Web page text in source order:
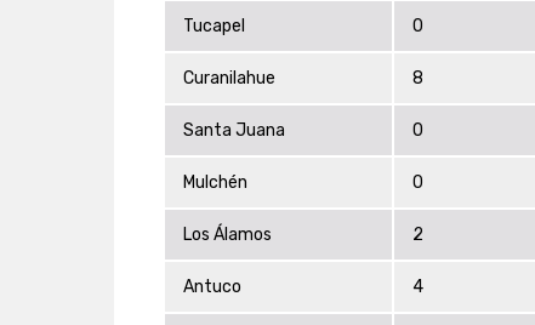
Tucapel 0
Curanilahue 8
Santa Juana 0
Mulchén 0
Los Álamos 2
Antuco 4